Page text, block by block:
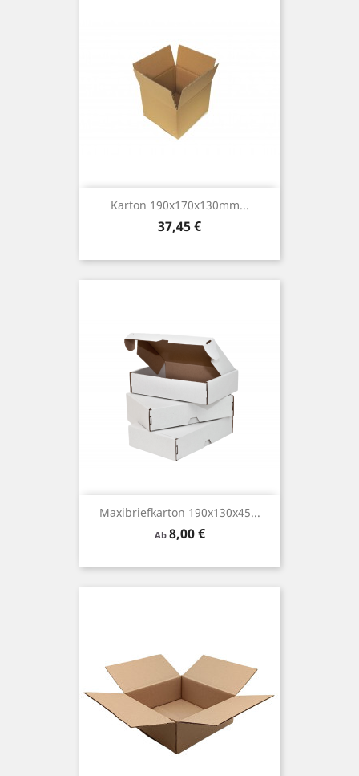
Karton 190x170x130mm...
Preis
37,45 €
Maxibriefkarton 190x130x45...
Ab Preis
8,00 €